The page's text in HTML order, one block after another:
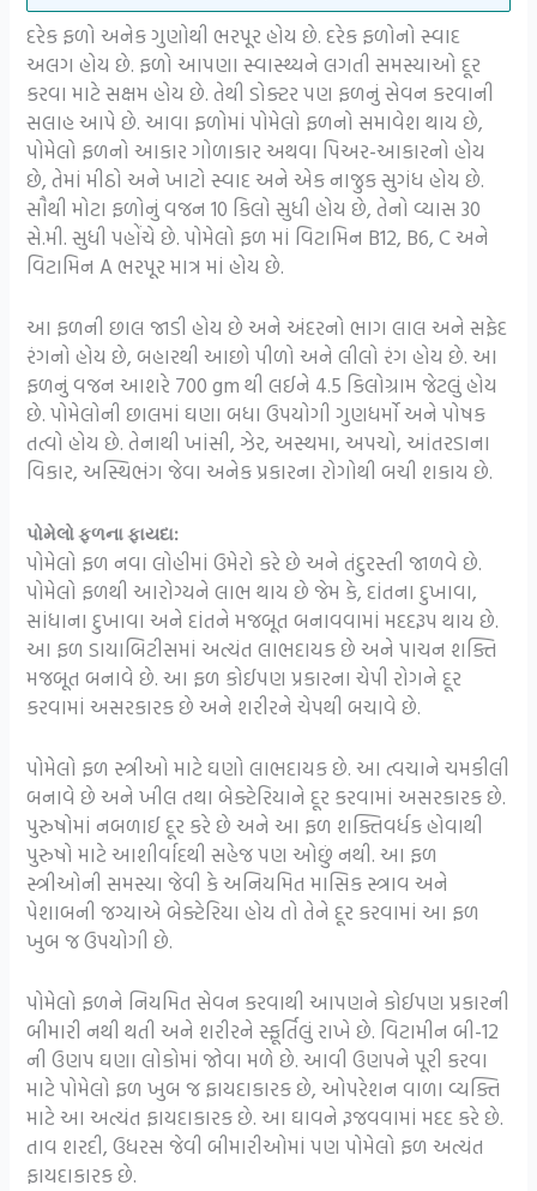
દરેક ફળો અનેક ગુણોથી ભરપૂર હોય છે. દરેક ફળોનો સ્વાદ
અલગ હોય છે. ફળો આપણા સ્વાસ્થ્યને લગતી સમસ્યાઓ દૂર
કરવા માટે સક્ષમ હોય છે. તેથી ડોક્ટર પણ ફળનું સેવન કરવાની
સલાહ આપે છે. આવા ફળોમાં પોમેલો ફળનો સમાવેશ થાય છે,
પોમેલો ફળનો આકાર ગોળાકાર અથવા પિઅર-આકારનો હોય
છે, તેમાં મીઠો અને ખાટો સ્વાદ અને એક નાજુક સુગંધ હોય છે.
સૌથી મોટા ફળોનું વજન 10 કિલો સુધી હોય છે, તેનો વ્યાસ 30
સે.મી. સુધી પહોંચે છે. પોમેલો ફળ માં વિટામિન B12, B6, C અને
વિટામિન A ભરપૂર માત્ર માં હોય છે.
આ ફળની છાલ જાડી હોય છે અને અંદરનો ભાગ લાલ અને સફેદ
રંગનો હોય છે, બહારથી આછો પીળો અને લીલો રંગ હોય છે. આ
ફળનું વજન આશરે 700 gm થી લઈને 4.5 કિલોગ્રામ જેટલું હોય
છે. પોમેલોની છાલમાં ઘણા બધા ઉપયોગી ગુણધર્મો અને પોષક
તત્વો હોય છે. તેનાથી ખાંસી, ઝેર, અસ્થમા, અપચો, આંતરડાના
વિકાર, અસ્થિભંગ જેવા અનેક પ્રકારના રોગોથી બચી શકાય છે.
પોમેલો ફળના ફાયદા:
પોમેલો ફળ નવા લોહીમાં ઉમેરો કરે છે અને તંદુરસ્તી જાળવે છે.
પોમેલો ફળથી આરોગ્યને લાભ થાય છે જેમ કે, દાંતના દુખાવા,
સાંધાના દુખાવા અને દાંતને મજબૂત બનાવવામાં મદદરૂપ થાય છે.
આ ફળ ડાયાબિટીસમાં અત્યંત લાભદાયક છે અને પાચન શક્તિ
મજબૂત બનાવે છે. આ ફળ કોઈપણ પ્રકારના ચેપી રોગને દૂર
કરવામાં અસરકારક છે અને શરીરને ચેપથી બચાવે છે.
પોમેલો ફળ સ્ત્રીઓ માટે ઘણો લાભદાયક છે. આ ત્વચાને ચમકીલી
બનાવે છે અને ખીલ તથા બેક્ટેરિયાને દૂર કરવામાં અસરકારક છે.
પુરુષોમાં નબળાઈ દૂર કરે છે અને આ ફળ શક્તિવર્ધક હોવાથી
પુરુષો માટે આશીર્વાદથી સહેજ પણ ઓછું નથી. આ ફળ
સ્ત્રીઓની સમસ્યા જેવી કે અનિયમિત માસિક સ્ત્રાવ અને
પેશાબની જગ્યાએ બેક્ટેરિયા હોય તો તેને દૂર કરવામાં આ ફળ
ખુબ જ ઉપયોગી છે.
પોમેલો ફળને નિયમિત સેવન કરવાથી આપણને કોઈપણ પ્રકારની
બીમારી નથી થતી અને શરીરને સ્ફૂર્તિલું રાખે છે. વિટામીન બી-12
ની ઉણપ ઘણા લોકોમાં જોવા મળે છે. આવી ઉણપને પૂરી કરવા
માટે પોમેલો ફળ ખુબ જ ફાયદાકારક છે, ઓપરેશન વાળા વ્યક્તિ
માટે આ અત્યંત ફાયદાકારક છે. આ ઘાવને રૂજવવામાં મદદ કરે છે.
તાવ શરદી, ઉધરસ જેવી બીમારીઓમાં પણ પોમેલો ફળ અત્યંત
ફાયદાકારક છે.